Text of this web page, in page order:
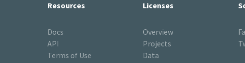
Resources
Docs
API
Terms of Use
Licenses
Overview
Projects
Data